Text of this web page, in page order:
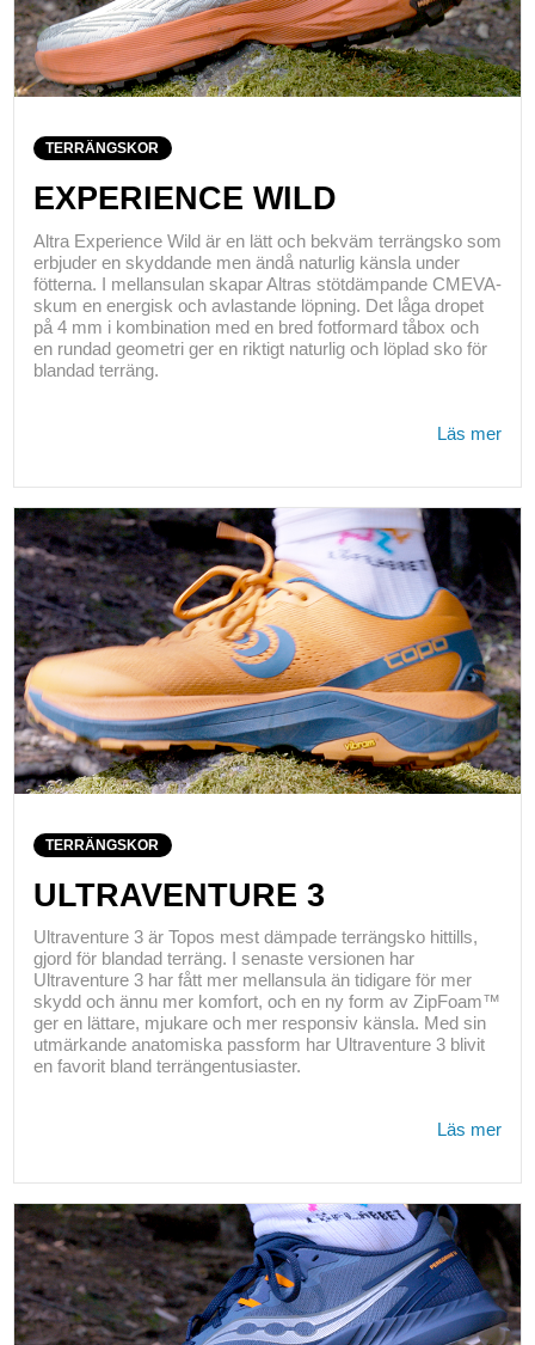
TERRÄNGSKOR
EXPERIENCE WILD
Altra Experience Wild är en lätt och bekväm terrängsko som
erbjuder en skyddande men ändå naturlig känsla under
fötterna. I mellansulan skapar Altras stötdämpande CMEVA-
skum en energisk och avlastande löpning. Det låga dropet
på 4 mm i kombination med en bred fotformard tåbox och
en rundad geometri ger en riktigt naturlig och löplad sko för
blandad terräng.
Läs mer
TERRÄNGSKOR
ULTRAVENTURE 3
Ultraventure 3 är Topos mest dämpade terrängsko hittills,
gjord för blandad terräng. I senaste versionen har
Ultraventure 3 har fått mer mellansula än tidigare för mer
skydd och ännu mer komfort, och en ny form av ZipFoam™
ger en lättare, mjukare och mer responsiv känsla. Med sin
utmärkande anatomiska passform har Ultraventure 3 blivit
en favorit bland terrängentusiaster.
Läs mer